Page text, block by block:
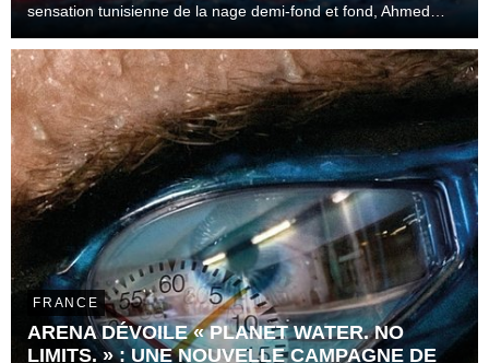
sensation tunisienne de la nage demi-fond et fond, Ahmed
FRANCE
ARENA DÉVOILE « PLANET WATER. NO
LIMITS. » : UNE NOUVELLE CAMPAGNE DE